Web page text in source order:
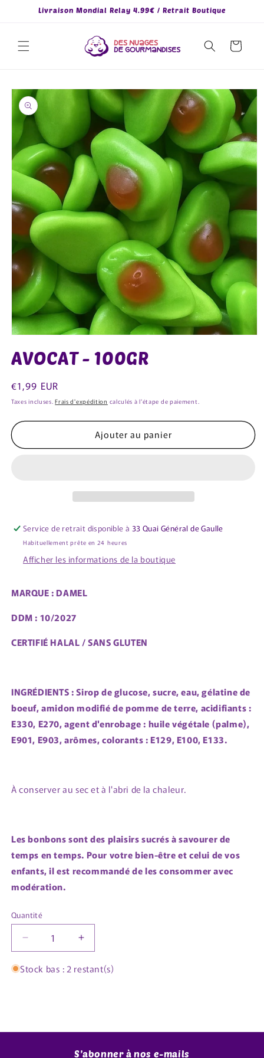
passerLivraison Mondial Relay 4.99€ / Retrait Boutique
Panier
Passer aux
informations
produits
média
1
une
fenêtre
modale
AVOCAT - 100GR
Prix
habituel
€1,99 EUR
Taxes incluses.Frais d'expédition calculés à l'étape de paiement.
Ajouter au panier
Service de retrait disponible à 33 Quai Général de Gaulle
Habituellement prête en 24 heures
Afficher les informations de la boutique
MARQUE : DAMEL
DDM : 10/2027
CERTIFIÉ HALAL / SANS GLUTEN
INGRÉDIENTS :Sirop de glucose, sucre, eau, gélatine de
boeuf, amidon modifié de pomme de terre, acidifiants :
E330, E270, agent d'enrobage : huile végétale (palme),
E901, E903, arômes, colorants : E129, E100, E133.
À conserver au sec et à l'abri de la chaleur.
Les bonbons sont des plaisirs sucrés à savourer de
temps en temps. Pour votre bien-être et celui de vos
enfants, il est recommandé de les consommer avec
modération.
Quantité
Quantité
Réduire
la
quantité
Augmenter
la
quantité
Stock bas : 2 restant(s)
S’abonner à nos e-mails